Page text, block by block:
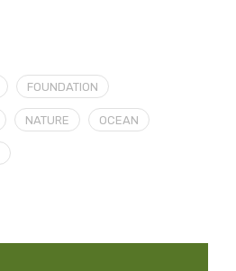
FOUNDATION
NATURE OCEAN